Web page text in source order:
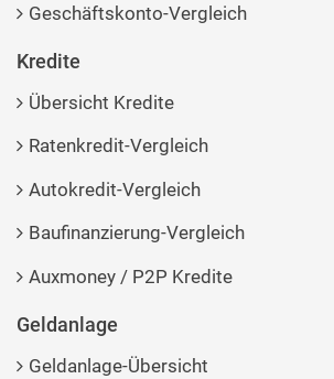
Geschäftskonto-Vergleich
Kredite
Übersicht Kredite
Ratenkredit-Vergleich
Autokredit-Vergleich
Baufinanzierung-Vergleich
Auxmoney / P2P Kredite
Geldanlage
Geldanlage-Übersicht